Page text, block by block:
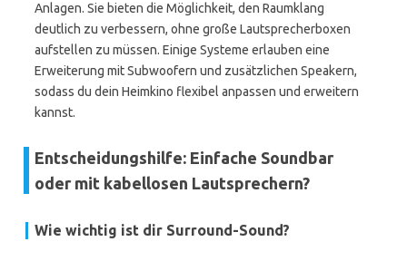
Anlagen. Sie bieten die Möglichkeit, den Raumklang
deutlich zu verbessern, ohne große Lautsprecherboxen
aufstellen zu müssen. Einige Systeme erlauben eine
Erweiterung mit Subwoofern und zusätzlichen Speakern,
sodass du dein Heimkino flexibel anpassen und erweitern
kannst.
Entscheidungshilfe: Einfache Soundbar
oder mit kabellosen Lautsprechern?
Wie wichtig ist dir Surround-Sound?